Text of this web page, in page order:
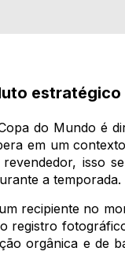
do Mundo é
em um
isso
a temporada.
recipiente no
registro
orgânica e de